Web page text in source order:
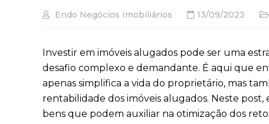
Endo Negócios Imobiliários 13/09/2023
Investir em imóveis alugados pode ser uma
desafio complexo e demandante. É aqui que
apenas simplifica a vida do proprietário, mas
rentabilidade dos imóveis alugados. Neste
bens que podem auxiliar na otimização dos